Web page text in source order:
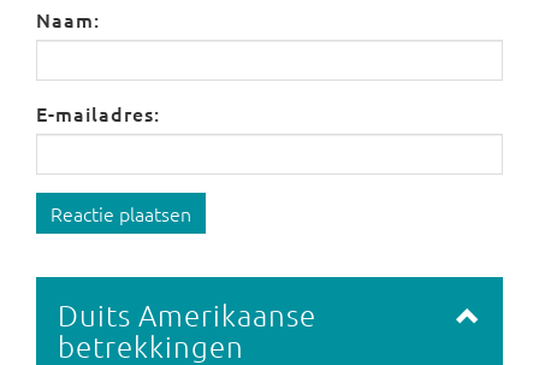
Naam:
E-mailadres:
Reactie plaatsen
Duits Amerikaanse
betrekkingen